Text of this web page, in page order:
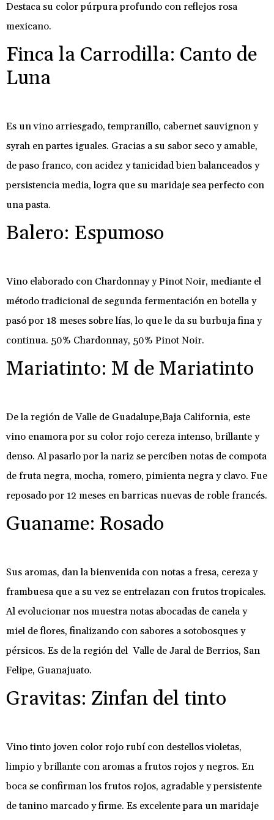
Destaca su color púrpura profundo con reflejos rosa
mexicano.
Finca la Carrodilla: Canto de
Luna
Es un vino arriesgado, tempranillo, cabernet sauvignon y
syrah en partes iguales. Gracias a su sabor seco y amable,
de paso franco, con acidez y tanicidad bien balanceados y
persistencia media, logra que su maridaje sea perfecto con
una pasta.
Balero: Espumoso
Vino elaborado con Chardonnay y Pinot Noir, mediante el
método tradicional de segunda fermentación en botella y
pasó por 18 meses sobre lías, lo que le da su burbuja fina y
continua. 50% Chardonnay, 50% Pinot Noir.
Mariatinto: M de Mariatinto
De la región de Valle de Guadalupe,Baja California, este
vino enamora por su color rojo cereza intenso, brillante y
denso. Al pasarlo por la nariz se perciben notas de compota
de fruta negra, mocha, romero, pimienta negra y clavo. Fue
reposado por 12 meses en barricas nuevas de roble francés.
Guaname: Rosado
Sus aromas, dan la bienvenida con notas a fresa, cereza y
frambuesa que a su vez se entrelazan con frutos tropicales.
Al evolucionar nos muestra notas abocadas de canela y
miel de flores, finalizando con sabores a sotobosques y
pérsicos. Es de la región del Valle de Jaral de Berrios, San
Felipe, Guanajuato.
Gravitas: Zinfan del tinto
Vino tinto joven color rojo rubí con destellos violetas,
limpio y brillante con aromas a frutos rojos y negros. En
boca se confirman los frutos rojos, agradable y persistente
de tanino marcado y firme. Es excelente para un maridaje